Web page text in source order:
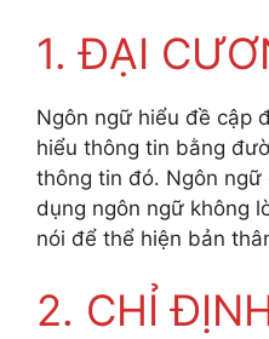
1. ĐẠI
Ngôn ngữ hiểu đề cập
hiểu thông tin bằng
thông tin đó. Ngôn
dụng ngôn ngữ không
nói để thể hiện bản
2. CHỈ